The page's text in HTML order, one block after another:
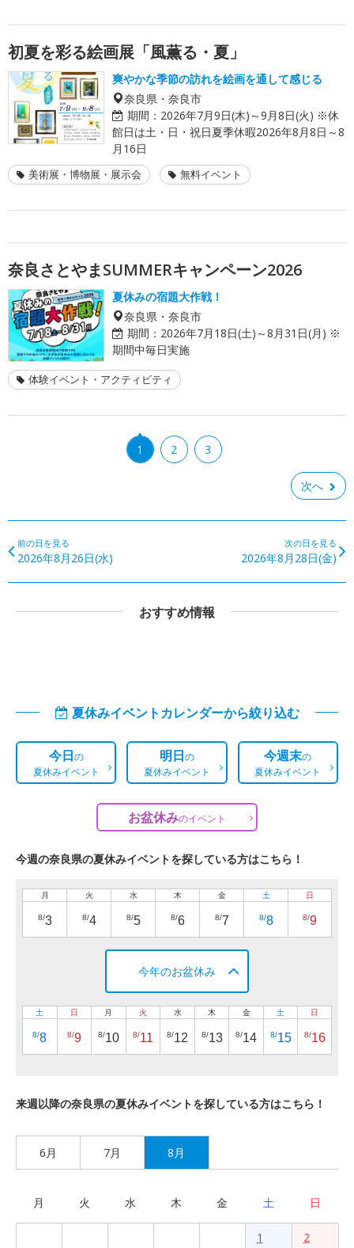
初夏を彩る絵画展「風薫る・夏」
爽やかな季節の訪れを絵画を通して感じる
奈良県・奈良市
期間： 2026年7月9日(木)～9月8日(火) ※休
館日は土・日・祝日夏季休暇2026年8月8日～8
月16日
美術展・博物展・展示会 無料イベント
奈良さとやまSUMMERキャンペーン2026
夏休みの宿題大作戦！
奈良県・奈良市
期間： 2026年7月18日(土)～8月31日(月) ※
期間中毎日実施
体験イベント・アクティビティ
1 2 3
次へ
前の日を見る
2026年8月26日(水)
次の日を見る
2026年8月28日(金)
おすすめ情報
夏休みイベントカレンダーから絞り込む
今日の
夏休みイベント
明日の
夏休みイベント
今週末の
夏休みイベント
お盆休みのイベント
今週の奈良県の夏休みイベントを探している方はこちら！
月
8/3
火
8/4
水
8/5
木
8/6
金
8/7
土
8/8
日
8/9
今年のお盆休み
土
8/8
日
8/9
月
8/10
火
8/11
水
8/12
木
8/13
金
8/14
土
8/15
日
8/16
来週以降の奈良県の夏休みイベントを探している方はこちら！
6月 7月 8月
月 火 水 木 金 土 日
1 2